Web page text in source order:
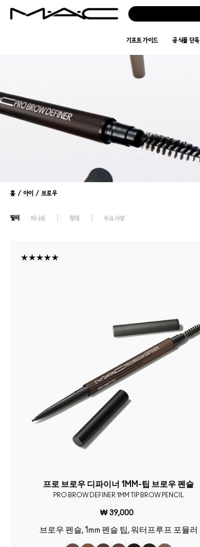
기프트 가이드 공식몰 단독
홈 / 아이 / 브로우
필터 피니쉬 형태 주요사양
프로 브로우 디파이너 1MM-팁 브로우 펜슬
PRO BROW DEFINER 1MM TIP BROW PENCIL
₩ 39,000
브로우 펜슬, 1mm 펜슬 팁, 워터프루프 포뮬러